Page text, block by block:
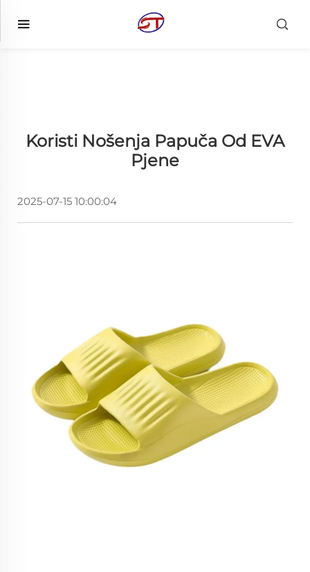
Koristi Nošenja Papuča Od EVA
Pjene
2025-07-15 10:00:04